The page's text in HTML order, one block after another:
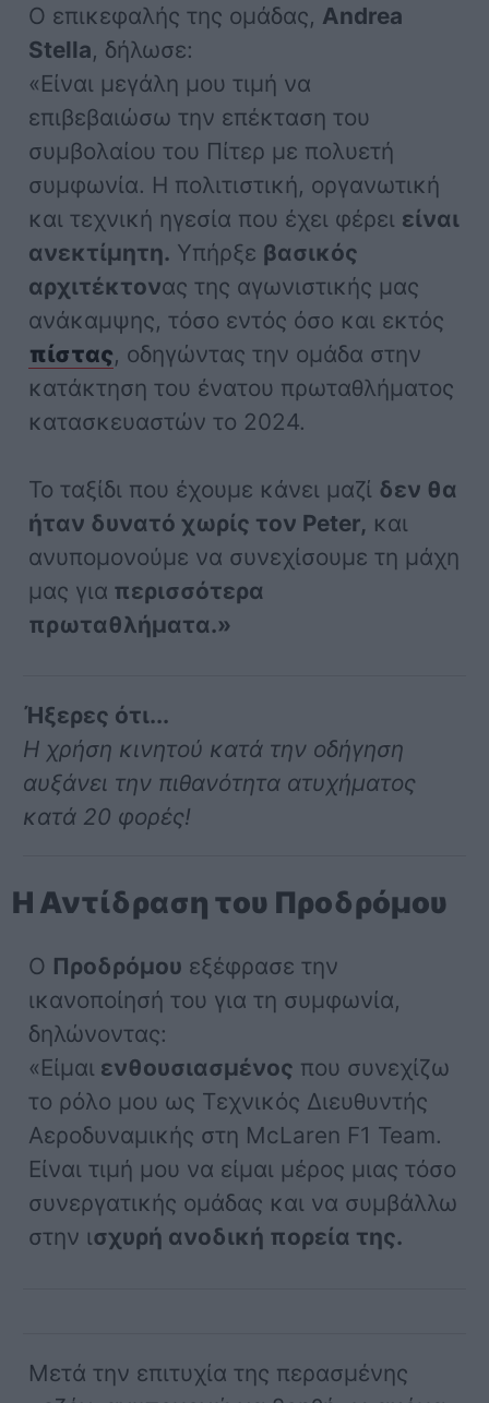
Ο επικεφαλής της ομάδας, Andrea
Stella, δήλωσε:
«Είναι μεγάλη μου τιμή να
επιβεβαιώσω την επέκταση του
συμβολαίου του Πίτερ με πολυετή
συμφωνία. Η πολιτιστική, οργανωτική
και τεχνική ηγεσία που έχει φέρει είναι
ανεκτίμητη. Υπήρξε βασικός
αρχιτέκτονας της αγωνιστικής μας
ανάκαμψης, τόσο εντός όσο και εκτός
πίστας, οδηγώντας την ομάδα στην
κατάκτηση του ένατου πρωταθλήματος
κατασκευαστών το 2024.
Το ταξίδι που έχουμε κάνει μαζί δεν θα
ήταν δυνατό χωρίς τον Peter, και
ανυπομονούμε να συνεχίσουμε τη μάχη
μας για περισσότερα
πρωταθλήματα.»
Ήξερες ότι...
Η χρήση κινητού κατά την οδήγηση
αυξάνει την πιθανότητα ατυχήματος
κατά 20 φορές!
Η Αντίδραση του Προδρόμου
Ο Προδρόμου εξέφρασε την
ικανοποίησή του για τη συμφωνία,
δηλώνοντας:
«Είμαι ενθουσιασμένος που συνεχίζω
το ρόλο μου ως Τεχνικός Διευθυντής
Αεροδυναμικής στη McLaren F1 Team.
Είναι τιμή μου να είμαι μέρος μιας τόσο
συνεργατικής ομάδας και να συμβάλλω
στην ισχυρή ανοδική πορεία της.
Μετά την επιτυχία της περασμένης